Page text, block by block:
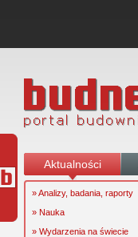
Aktualności
» Analizy, badania, raporty
» Nauka
» Wydarzenia na świecie